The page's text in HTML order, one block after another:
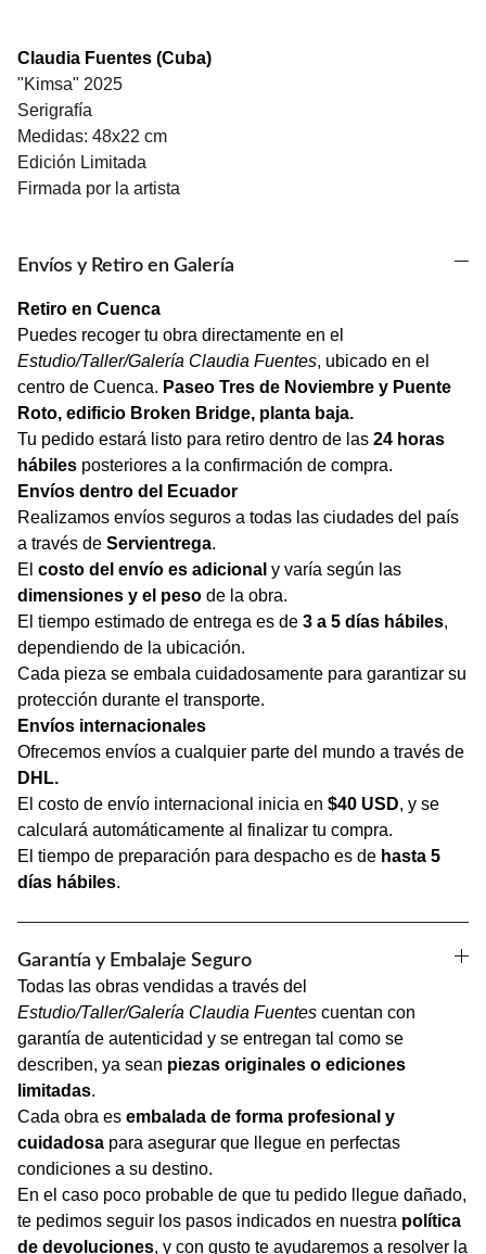
Claudia Fuentes (Cuba)
"Kimsa" 2025
Serigrafía
Medidas: 48x22 cm
Edición Limitada
Firmada por la artista
Envíos y Retiro en Galería
Retiro en Cuenca
Puedes recoger tu obra directamente en el
Estudio/Taller/Galería Claudia Fuentes, ubicado en el
centro de Cuenca. Paseo Tres de Noviembre y Puente
Roto, edificio Broken Bridge, planta baja.
Tu pedido estará listo para retiro dentro de las 24 horas
hábiles posteriores a la confirmación de compra.
Envíos dentro del Ecuador
Realizamos envíos seguros a todas las ciudades del país
a través de Servientrega.
El costo del envío es adicional y varía según las
dimensiones y el peso de la obra.
El tiempo estimado de entrega es de 3 a 5 días hábiles,
dependiendo de la ubicación.
Cada pieza se embala cuidadosamente para garantizar su
protección durante el transporte.
Envíos internacionales
Ofrecemos envíos a cualquier parte del mundo a través de
DHL.
El costo de envío internacional inicia en $40 USD, y se
calculará automáticamente al finalizar tu compra.
El tiempo de preparación para despacho es de hasta 5
días hábiles.
Garantía y Embalaje Seguro
Todas las obras vendidas a través del
Estudio/Taller/Galería Claudia Fuentes cuentan con
garantía de autenticidad y se entregan tal como se
describen, ya sean piezas originales o ediciones
limitadas.
Cada obra es embalada de forma profesional y
cuidadosa para asegurar que llegue en perfectas
condiciones a su destino.
En el caso poco probable de que tu pedido llegue dañado,
te pedimos seguir los pasos indicados en nuestra política
de devoluciones, y con gusto te ayudaremos a resolver la